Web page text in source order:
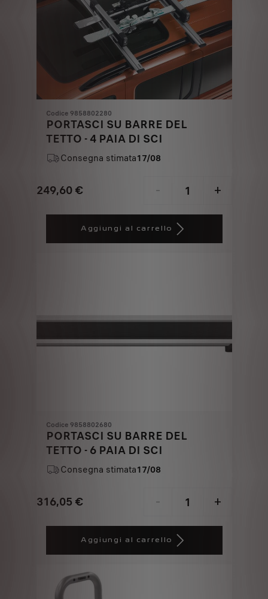
Codice 9858802280
PORTASCI SU BARRE DEL
TETTO - 4 PAIA DI SCI
Consegna stimata17/08
249,60 €
Price
- +
Quantity
Aggiungi al carrello
Codice 9858802680
PORTASCI SU BARRE DEL
TETTO - 6 PAIA DI SCI
Consegna stimata17/08
316,05 €
Price
- +
Quantity
Aggiungi al carrello